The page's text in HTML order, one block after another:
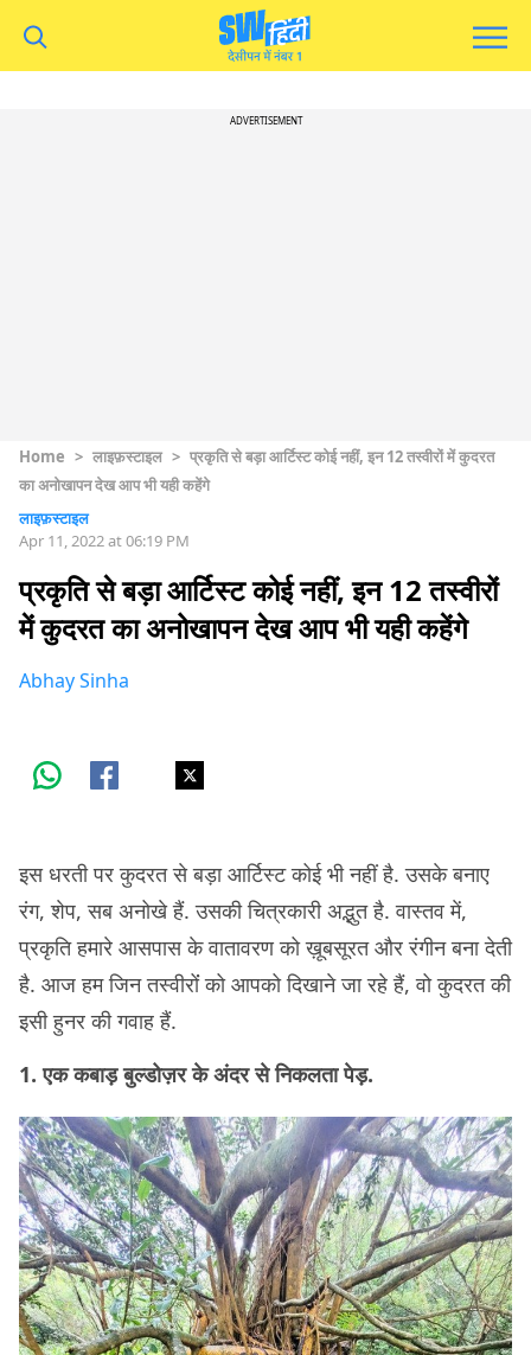
ADVERTISEMENT
Home > लाइफ़स्टाइल > प्रकृति से बड़ा आर्टिस्ट कोई नहीं, इन 12 तस्वीरों में कुदरत
का अनोखापन देख आप भी यही कहेंगे
लाइफ़स्टाइल
Apr 11, 2022 at 06:19 PM
प्रकृति से बड़ा आर्टिस्ट कोई नहीं, इन 12 तस्वीरों
में कुदरत का अनोखापन देख आप भी यही कहेंगे
Abhay Sinha
इस धरती पर कुदरत से बड़ा आर्टिस्ट कोई भी नहीं है. उसके बनाए
रंग, शेप, सब अनोखे हैं. उसकी चित्रकारी अद्भुत है. वास्तव में,
प्रकृति हमारे आसपास के वातावरण को ख़ूबसूरत और रंगीन बना देती
है. आज हम जिन तस्वीरोंं को आपको दिखाने जा रहे हैं, वो कुदरत की
इसी हुनर की गवाह हैं.
1. एक कबाड़ बुल्डोज़र के अंदर से निकलता पेड़.